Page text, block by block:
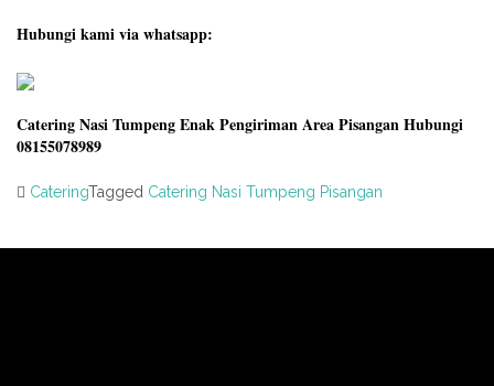
Hubungi kami via whatsapp:
Catering Nasi Tumpeng Enak Pengiriman Area Pisangan Hubungi
08155078989
CateringTagged Catering Nasi Tumpeng Pisangan
navigation